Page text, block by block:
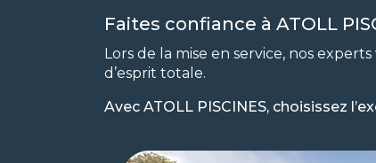
Faites confiance à ATOLL
Lors de la mise en service, nos
d’esprit totale.
Avec ATOLL PISCINES, choisissez